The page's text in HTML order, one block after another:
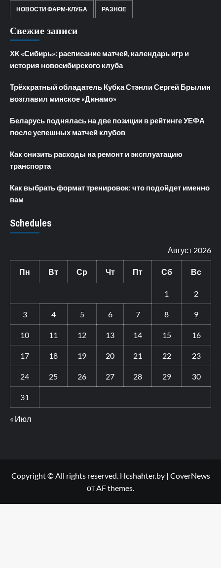
НОВОСТИ ФАРМ-КЛУБА РАЗНОЕ
Свежие записи
ХК «Сибирь»: расписание матчей, календарь игр и
история новосибирского клуба
Трёхкратный обладатель Кубка Стэнли Сергей Брылин
возглавил минское «Динамо»
Беларусь поднялась на две позиции в рейтинге УЕФА
после успешных матчей клубов
Как снизить расходы на ремонт и эксплуатацию
транспорта
Как выбрать формат тренировок: что подойдет именно
вам
Schedules
Август 2026
Пн Вт Ср Чт Пт Сб Вс
1 2
3 4 5 6 7 8 9
10 11 12 13 14 15 16
17 18 19 20 21 22 23
24 25 26 27 28 29 30
31
« Июл
Copyright © All rights reserved. Hcshahter.by | CoverNews
от AF themes.